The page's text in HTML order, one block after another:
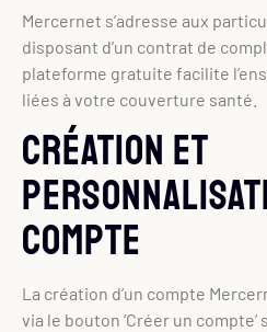
Mercernet s’adresse aux
disposant d’un contrat de
plateforme gratuite facilite
liées à votre couverture santé.
Création et
compte
La création d’un compte
via le bouton ‘Créer un compte’